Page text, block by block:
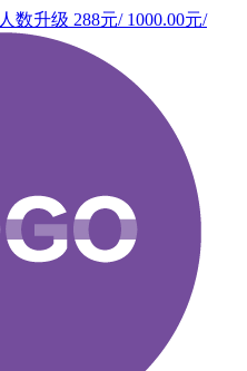
人数升级 288元/ 1000.00元/